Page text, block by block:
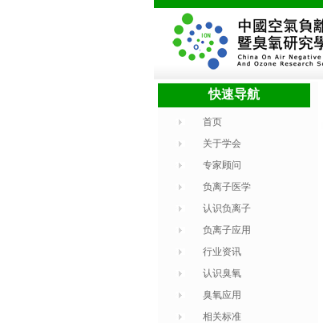
快速导航
首页
关于学会
专家顾问
负离子医学
认识负离子
负离子应用
行业资讯
认识臭氧
臭氧应用
相关标准